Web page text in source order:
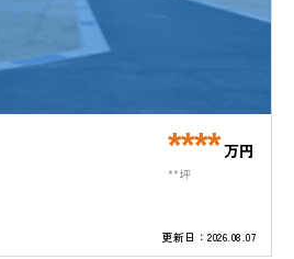
****万円
**坪
更新日： 2026.08.07